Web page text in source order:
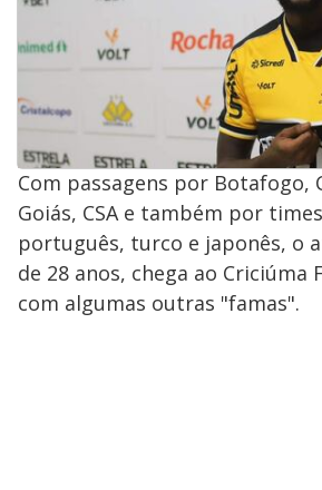
Com passagens por Botafogo,
Goiás, CSA e também por
português, turco e japonês, o
de 28 anos, chega ao Criciúma
com algumas outras "famas".